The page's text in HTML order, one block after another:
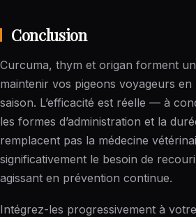
Conclusion
Curcuma, thym et origan forment
maintenir vos pigeons voyageurs
saison. L’efficacité est réelle — à
les formes d’administration et la
remplacent pas la médecine
significativement le besoin de
agissant en prévention continue.
Intégrez-les progressivement à